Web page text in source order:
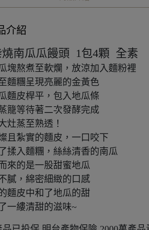
介紹
南瓜瓜饅頭 1包4顆 全素
塊熬煮至軟爛，放涼加入麵粉裡
麵糰呈現亮麗的金黃色
麵皮桿平，包入地瓜條
籠等待著二次發酵完成
灶蒸至熟透！
且紮實的麵皮，一口咬下
揉入麵糰，絲絲清香的南瓜
來的是一股甜蜜地瓜
膩，綿密細緻的口感
麵皮中和了地瓜的甜
一縷清甜的滋味~